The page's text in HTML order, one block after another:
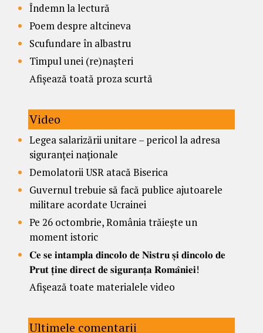
Îndemn la lectură
Poem despre altcineva
Scufundare în albastru
Timpul unei (re)nașteri
Afișează toată proza scurtă
Video
Legea salarizării unitare – pericol la adresa
siguranței naționale
Demolatorii USR atacă Biserica
Guvernul trebuie să facă publice ajutoarele
militare acordate Ucrainei
Pe 26 octombrie, România trăiește un
moment istoric
𝐂𝐞 𝐬𝐞 𝐢𝐧𝐭𝐚𝐦𝐩𝐥𝐚 𝐝𝐢𝐧𝐜𝐨𝐥𝐨 𝐝𝐞 𝐍𝐢𝐬𝐭𝐫𝐮 𝐬̦𝐢 𝐝𝐢𝐧𝐜𝐨𝐥𝐨 𝐝𝐞
𝐏𝐫𝐮𝐭 𝐭̦𝐢𝐧𝐞 𝐝𝐢𝐫𝐞𝐜𝐭 𝐝𝐞 𝐬𝐢𝐠𝐮𝐫𝐚𝐧𝐭̦𝐚 𝐑𝐨𝐦𝐚̂𝐧𝐢𝐞𝐢!
Afișează toate materialele video
Ultimele comentarii